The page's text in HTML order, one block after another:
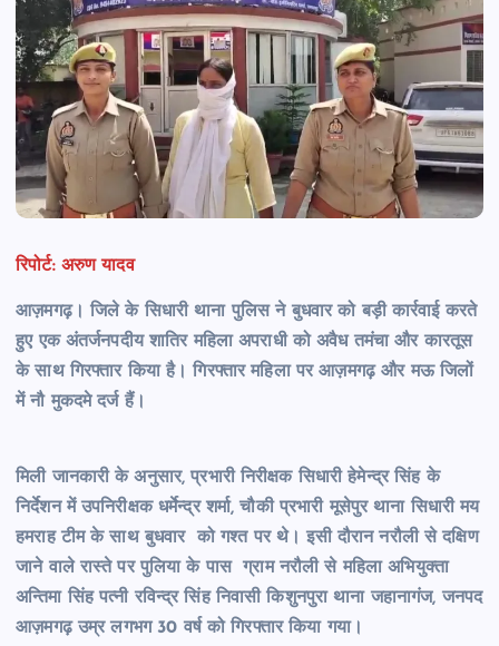
रिपोर्ट: अरुण यादव
आज़मगढ़। जिले के सिधारी थाना पुलिस ने बुधवार को बड़ी कार्रवाई करते
हुए एक अंतर्जनपदीय शातिर महिला अपराधी को अवैध तमंचा और कारतूस
के साथ गिरफ्तार किया है। गिरफ्तार महिला पर आज़मगढ़ और मऊ जिलों
में नौ मुकदमे दर्ज हैं।
मिली जानकारी के अनुसार, प्रभारी निरीक्षक सिधारी हेमेन्द्र सिंह के
निर्देशन में उपनिरीक्षक धर्मेन्द्र शर्मा, चौकी प्रभारी मूसेपुर थाना सिधारी मय
हमराह टीम के साथ बुधवार को गश्त पर थे। इसी दौरान नरौली से दक्षिण
जाने वाले रास्ते पर पुलिया के पास ग्राम नरौली से महिला अभियुक्ता
अन्तिमा सिंह पत्नी रविन्द्र सिंह निवासी किशुनपुरा थाना जहानागंज, जनपद
आज़मगढ़ उम्र लगभग 30 वर्ष को गिरफ्तार किया गया।